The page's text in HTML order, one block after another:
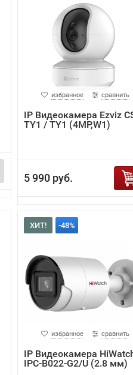
избранное сравнить
IP Видеокамера Ezviz
TY1 / TY1 (4MP,W1)
5 990 руб.
ХИТ! -48%
избранное сравнить
IP Видеокамера
IPC-B022-G2/U (2.8 мм)